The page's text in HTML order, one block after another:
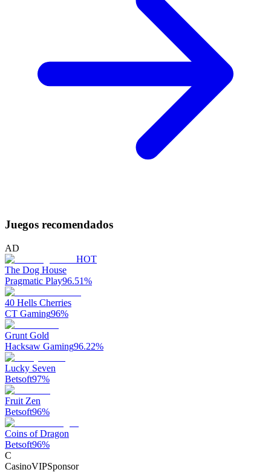
Juegos recomendados
AD
HOT
The Dog House
Pragmatic Play96.51%
40 Hells Cherries
CT Gaming96%
Grunt Gold
Hacksaw Gaming96.22%
Lucky Seven
Betsoft97%
Fruit Zen
Betsoft96%
Coins of Dragon
Betsoft96%
C
CasinoVIPSponsor